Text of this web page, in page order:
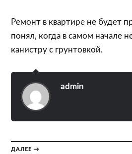
Ремонт в квартире не будет
понял, когда в самом начале
канистру с грунтовкой.
admin
ДАЛЕЕ →